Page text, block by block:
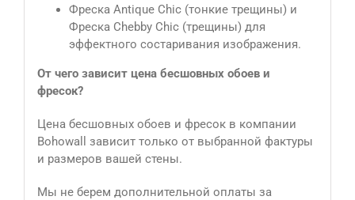
Фреска Antique Сhic (тонкие трещины) и
Фреска Chebby Chic (трещины) для
эффектного состаривания изображения.
От чего зависит цена бесшовных обоев и
фресок?
Цена бесшовных обоев и фресок в компании
Bohowall зависит только от выбранной фактуры
и размеров вашей стены.
Мы не берем дополнительной оплаты за